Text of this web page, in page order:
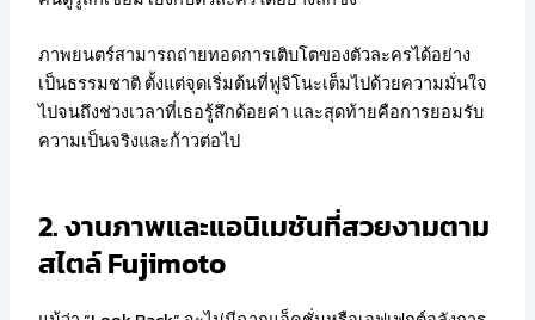
ภาพยนตร์สามารถถ่ายทอดการเติบโตของตัวละครได้อย่าง
เป็นธรรมชาติ ตั้งแต่จุดเริ่มต้นที่ฟูจิโนะเต็มไปด้วยความมั่นใจ
ไปจนถึงช่วงเวลาที่เธอรู้สึกด้อยค่า และสุดท้ายคือการยอมรับ
ความเป็นจริงและก้าวต่อไป
2. งานภาพและแอนิเมชันที่สวยงามตาม
สไตล์ Fujimoto